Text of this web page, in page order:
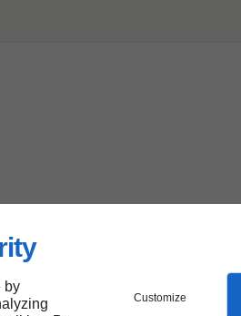
by
Customize